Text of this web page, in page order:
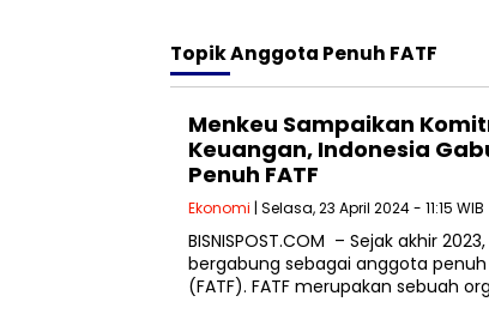
TopikAnggota Penuh FATF
Menkeu Sampaikan
Keuangan, Indonesia
Penuh FATF
Ekonomi | Selasa, 23 April 2024 - 11:15 WIB
BISNISPOST.COM – Sejak akhir
bergabung sebagai anggota
(FATF). FATF merupakan sebuah